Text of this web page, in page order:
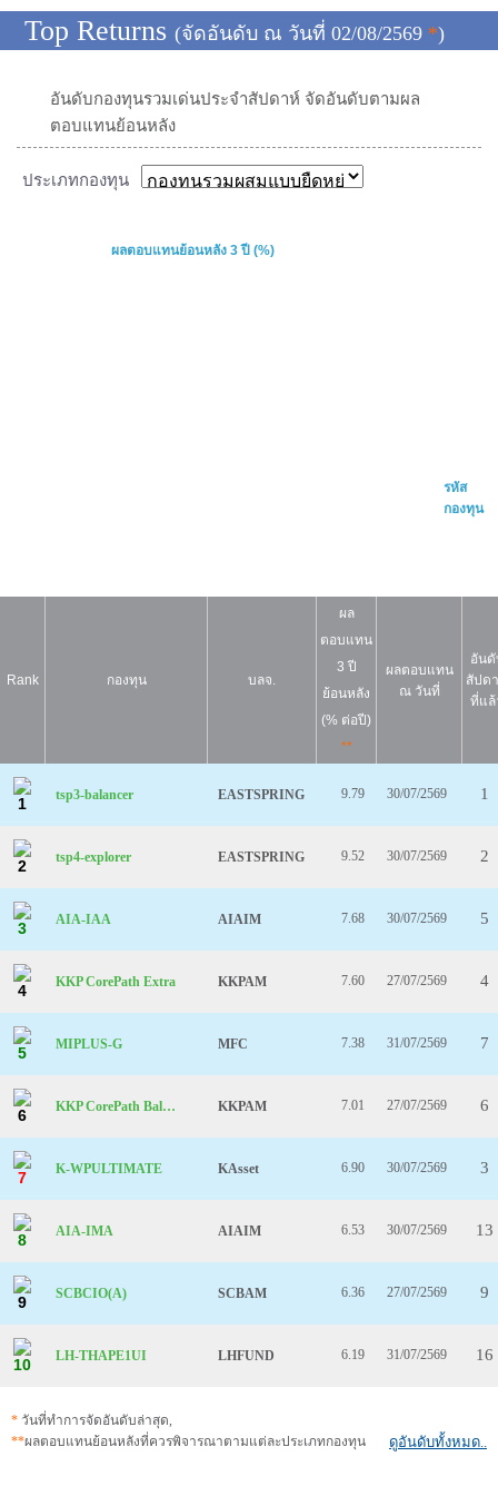
Top Returns(จัดอันดับ ณ วันที่ 02/08/2569 *)
อันดับกองทุนรวมเด่นประจำสัปดาห์ จัดอันดับตามผล
ตอบแทนย้อนหลัง
ประเภทกองทุน
ผลตอบแทนย้อนหลัง 3 ปี (%)
รหัส
กองทุน
Rank กองทุน บลจ.
ผล
ตอบแทน
3 ปี
ย้อนหลัง
(% ต่อปี)
**
ผลตอบแทน
ณ วันที่
อัน
สัปด
ที่แล้
1 tsp3-balancer EASTSPRING 9.79 30/07/2569 1
2 tsp4-explorer EASTSPRING 9.52 30/07/2569 2
3 AIA-IAA AIAIM 7.68 30/07/2569 5
4 KKP CorePath Extra KKPAM 7.60 27/07/2569 4
5 MIPLUS-G MFC 7.38 31/07/2569 7
6 KKP CorePath Balanced KKPAM 7.01 27/07/2569 6
7 K-WPULTIMATE KAsset 6.90 30/07/2569 3
8 AIA-IMA AIAIM 6.53 30/07/2569 13
9 SCBCIO(A) SCBAM 6.36 27/07/2569 9
10 LH-THAPE1UI LHFUND 6.19 31/07/2569 16
* วันที่ทำการจัดอันดับล่าสุด,
**ผลตอบแทนย้อนหลังที่ควรพิจารณาตามแต่ละประเภทกองทุน ดูอันดับทั้งหมด..